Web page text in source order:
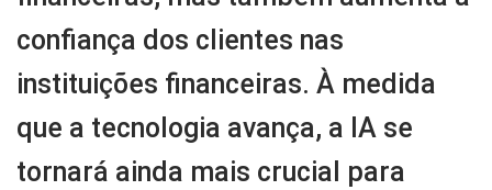
confiança dos clientes nas
instituições financeiras. À medida
que a tecnologia avança, a IA se
tornará ainda mais crucial para